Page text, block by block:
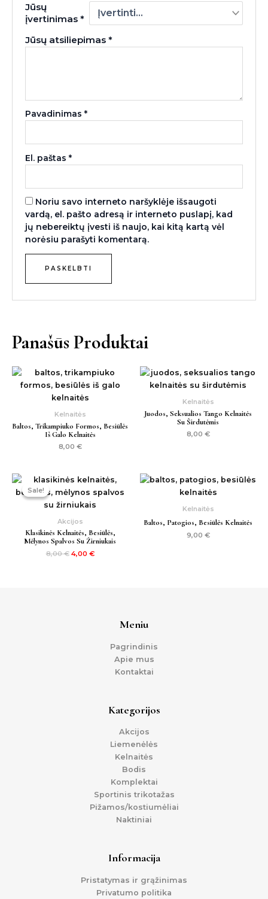
Jūsų
įvertinimas*
Jūsų atsiliepimas*
Pavadinimas*
El. paštas*
Noriu savo interneto naršyklėje išsaugoti
vardą, el. pašto adresą ir interneto puslapį, kad
jų nebereiktų įvesti iš naujo, kai kitą kartą vėl
norėsiu parašyti komentarą.
Panašūs Produktai
Kelnaitės
Baltos, Trikampiuko Formos, Besiūlės
Iš Galo Kelnaitės
8,00 €
Kelnaitės
Juodos, Seksualios Tango Kelnaitės
Su Širdutėmis
8,00 €
Sale!
Sale!
Akcijos
Klasikinės Kelnaitės, Besiūlės,
Mėlynos Spalvos Su Žirniukais
8,00€
Original
price
was:
8,00 €.
4,00 €
Current
price
is:
4,00 €.
Kelnaitės
Baltos, Patogios, Besiūlės Kelnaitės
9,00 €
Meniu
Pagrindinis
Apie mus
Kontaktai
Kategorijos
Akcijos
Liemenėlės
Kelnaitės
Bodis
Komplektai
Sportinis trikotažas
Pižamos/kostiumėliai
Naktiniai
Informacija
Pristatymas ir grąžinimas
Privatumo politika